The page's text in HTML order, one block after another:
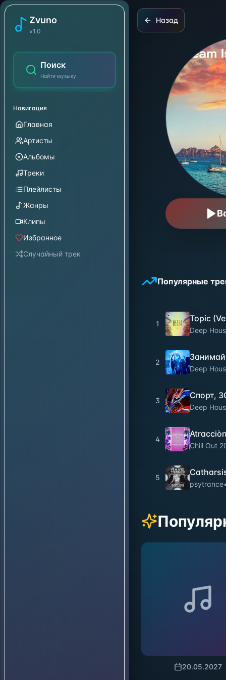
Zvuno
v1.0
Поиск
Найти музыку
Навигация
Главная
Артисты
Альбомы
Треки
Плейлисты
Жанры
Клипы
Избранное
Случайный трек
Deep House
Назад
Популярные
1
Topic
Deep
2
Deep
3
Спорт,
Deep
4
Chill Out
5
psytrance•
20.05.2027